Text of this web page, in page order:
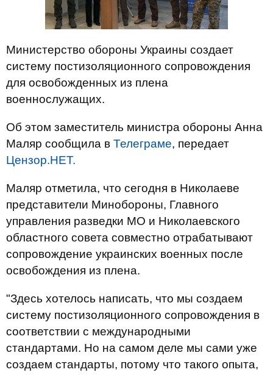
Министерство обороны Украины создает
систему постизоляционного сопровождения
для освобожденных из плена
военнослужащих.
Об этом заместитель министра обороны Анна
Маляр сообщила в Телеграме, передает
Цензор.НЕТ.
Маляр отметила, что сегодня в Николаеве
представители Минобороны, Главного
управления разведки МО и Николаевского
областного совета совместно отрабатывают
сопровождение украинских военных после
освобождения из плена.
"Здесь хотелось написать, что мы создаем
систему постизоляционного сопровождения в
соответствии с международными
стандартами. Но на самом деле мы сами уже
создаем стандарты, потому что такого опыта,